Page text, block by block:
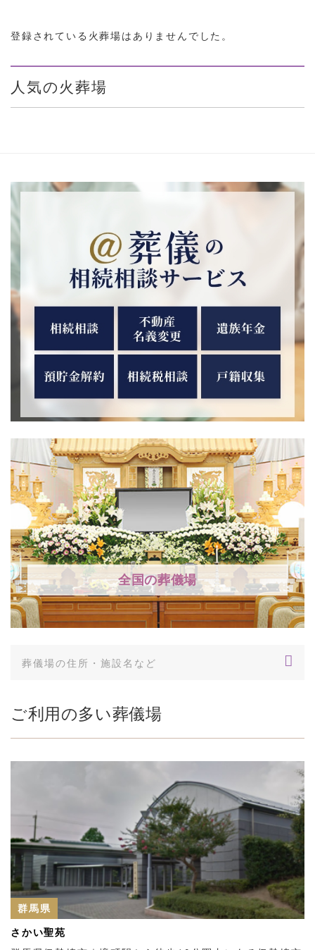
登録されている火葬場はありませんでした。
人気の火葬場
全国の葬儀場
ご利用の多い葬儀場
群馬県
さかい聖苑